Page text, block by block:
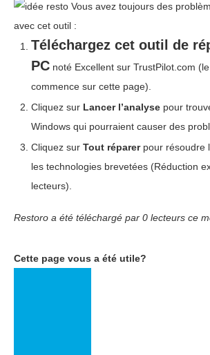
Vous avez toujours des
avec cet outil :
Téléchargez cet outil de
PC noté Excellent sur TrustPilot.com
commence sur cette page).
Cliquez sur Lancer l’analyse pour
Windows qui pourraient causer des
Cliquez sur Tout réparerpour résoudre
les technologies brevetées (Réduction
lecteurs).
Restoro a été téléchargé par 0 lecteurs ce
Cette page vous a été utile?